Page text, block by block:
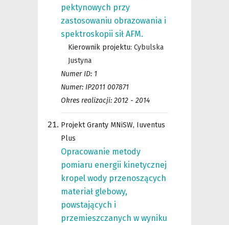
pektynowych przy
zastosowaniu obrazowania i
spektroskopii sił AFM.
Kierownik projektu: Cybulska
Justyna
Numer ID: 1
Numer: IP2011 007871
Okres realizacji: 2012 - 2014
Projekt Granty MNiSW, Iuventus
Plus
Opracowanie metody
pomiaru energii kinetycznej
kropel wody przenoszących
materiał glebowy,
powstających i
przemieszczanych w wyniku